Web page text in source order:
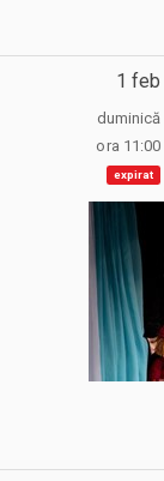
1 feb
duminică
ora 11:00
expirat